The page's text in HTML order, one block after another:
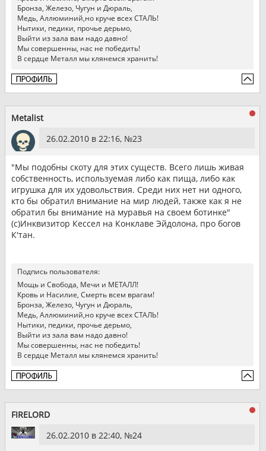
Бронза, Железо, Чугун и Дюраль,
Медь, Аллюминий,но круче всех СТАЛЬ!
Нытики, педики, прочье дерьмо,
Выйти из зала вам надо давно!
Мы совершенны, нас не победить!
В сердце Металл мы клянемся хранить!
Metalist
26.02.2010 в 22:16, №23
"Мы подобны скоту для этих существ. Всего лишь живая
собственность, используемая либо как пища, либо как
игрушка для их удовольствия. Среди них нет ни одного,
кто бы обратил внимание на мир людей, также как я не
обратил бы внимание на муравья на своем ботинке"
(с)Инквизитор Кессел на Конклаве Эйдолона, про богов
К'тан.
Подпись пользователя:
Мощь и Свобода, Мечи и МЕТАЛЛ!
Кровь и Насилие, Смерть всем врагам!
Бронза, Железо, Чугун и Дюраль,
Медь, Аллюминий,но круче всех СТАЛЬ!
Нытики, педики, прочье дерьмо,
Выйти из зала вам надо давно!
Мы совершенны, нас не победить!
В сердце Металл мы клянемся хранить!
FIRELORD
26.02.2010 в 22:40, №24